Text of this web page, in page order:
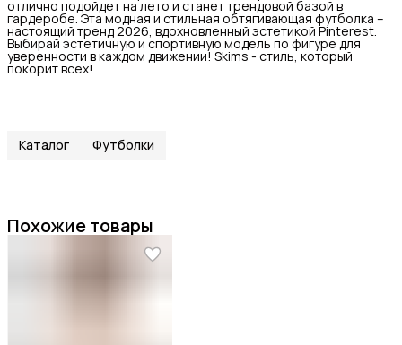
отлично подойдет на лето и станет трендовой базой в
гардеробе. Эта модная и стильная обтягивающая футболка –
настоящий тренд 2026, вдохновленный эстетикой Pinterest.
Выбирай эстетичную и спортивную модель по фигуре для
уверенности в каждом движении! Skims - стиль, который
покорит всех!
Каталог Футболки
Похожие товары